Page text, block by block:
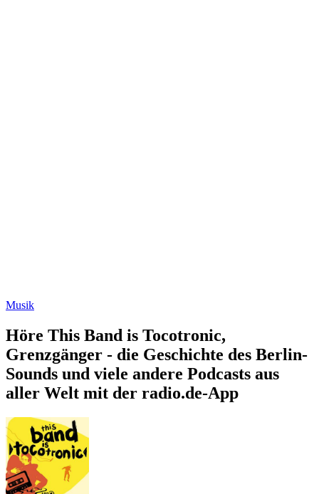
Musik
Höre This Band is Tocotronic,
Grenzgänger - die Geschichte des Berlin-
Sounds und viele andere Podcasts aus
aller Welt mit der radio.de-App